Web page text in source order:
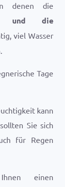
denen die
und die
viel Wasser
Tage
kann
Sie sich
für Regen
einen